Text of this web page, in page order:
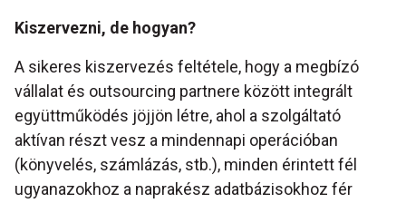
Kiszervezni, de hogyan?
A sikeres kiszervezés feltétele, hogy a megbízó
vállalat és outsourcing partnere között integrált
együttműködés jöjjön létre, ahol a szolgáltató
aktívan részt vesz a mindennapi operációban
(könyvelés, számlázás, stb.), minden érintett fél
ugyanazokhoz a naprakész adatbázisokhoz fér